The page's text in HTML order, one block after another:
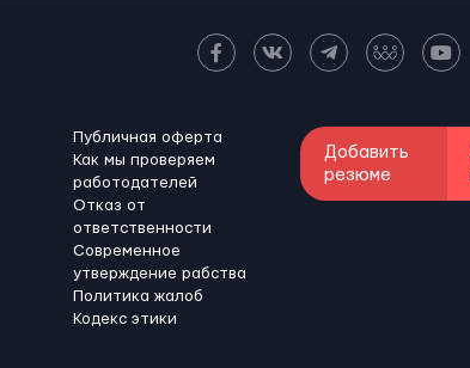
Публичная оферта
Как мы проверяем
работодателей
Отказ от
ответственности
Современное
утверждение рабства
Политика жалоб
Кодекс этики
Добавить
резюме